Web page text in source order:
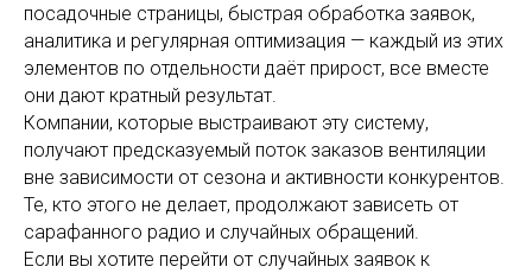
посадочные страницы, быстрая обработка заявок,
аналитика и регулярная оптимизация — каждый из этих
элементов по отдельности даёт прирост, все вместе
они дают кратный результат.
Компании, которые выстраивают эту систему,
получают предсказуемый поток заказов вентиляции
вне зависимости от сезона и активности конкурентов.
Те, кто этого не делает, продолжают зависеть от
сарафанного радио и случайных обращений.
Если вы хотите перейти от случайных заявок к